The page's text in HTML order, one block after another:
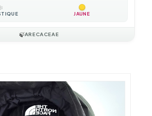
JAUNE
🍃ARECACEAE